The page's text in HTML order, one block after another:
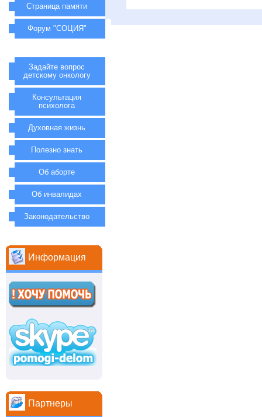
Страница памяти
Форум "СОЦИЯ"
Задайте вопрос
детскому онкологу
Консультация
психолога
Духовная жизнь
Полезно знать
Об аборте
Об инвалидах
Законодательство
Информация
Партнеры